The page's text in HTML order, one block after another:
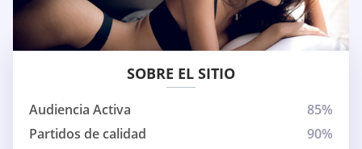
SOBRE EL SITIO
Audiencia Activa
85%
Partidos de calidad
90%